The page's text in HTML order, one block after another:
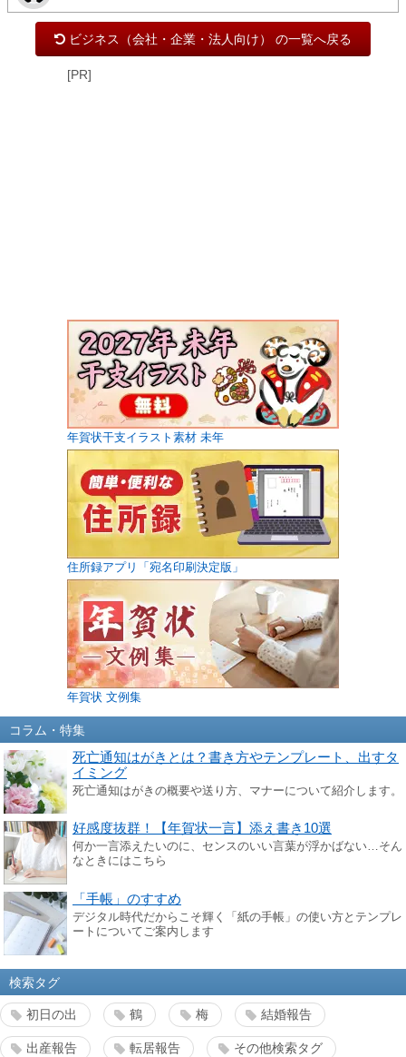
ビジネス（会社・企業・法人向け） の一覧へ戻る
[PR]
年賀状干支イラスト素材 未年
住所録アプリ「宛名印刷決定版」
年賀状 文例集
コラム・特集
死亡通知はがきとは？書き方やテンプレート、出すタ
イミング
死亡通知はがきの概要や送り方、マナーについて紹介します。
好感度抜群！【年賀状一言】添え書き10選
何か一言添えたいのに、センスのいい言葉が浮かばない…そん
なときにはこちら
「手帳」のすすめ
デジタル時代だからこそ輝く「紙の手帳」の使い方とテンプレ
ートについてご案内します
検索タグ
初日の出 鶴 梅 結婚報告
出産報告 転居報告 その他検索タグ